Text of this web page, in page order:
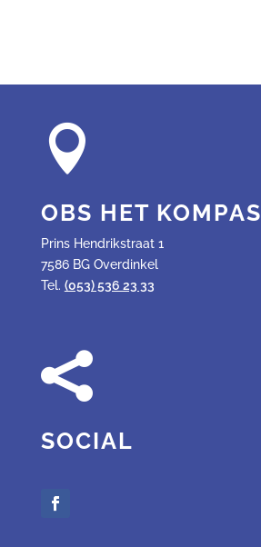

OBS HET KOMPAS
Prins Hendrikstraat 1
7586 BG Overdinkel
Tel. (053) 536 23 33

SOCIAL